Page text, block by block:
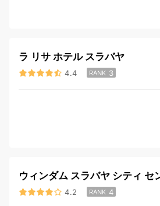
ラ リサ ホテル スラバヤ
4.4 RANK 3
ウィンダム スラバヤ シティ セ
4.2 RANK 4